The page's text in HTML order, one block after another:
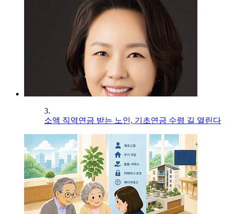
3.
소액 직역연금 받는 노인, 기초연금 수령 길 열린다